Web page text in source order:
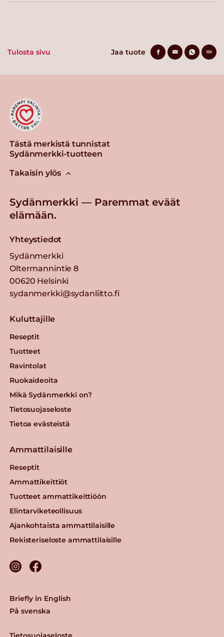
Tulosta sivu Jaa tuote
Tästä merkistä tunnistat
Sydänmerkki-tuotteen
Takaisin ylös
Sydänmerkki — Paremmat eväät
elämään.
Yhteystiedot
Sydänmerkki
Oltermannintie 8
00620 Helsinki
sydanmerkki@sydanliitto.fi
Kuluttajille
Reseptit
Tuotteet
Ravintolat
Ruokaideoita
Mikä Sydänmerkki on?
Tietosuojaseloste
Tietoa evästeistä
Ammattilaisille
Reseptit
Ammattikeittiöt
Tuotteet ammattikeittiöön
Elintarviketeollisuus
Ajankohtaista ammattilaisille
Rekisteriseloste ammattilaisille
Briefly in English
På svenska